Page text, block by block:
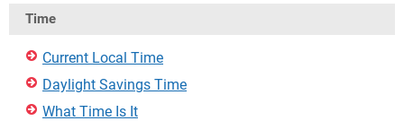
Time
Current Local Time
Daylight Savings Time
What Time Is It